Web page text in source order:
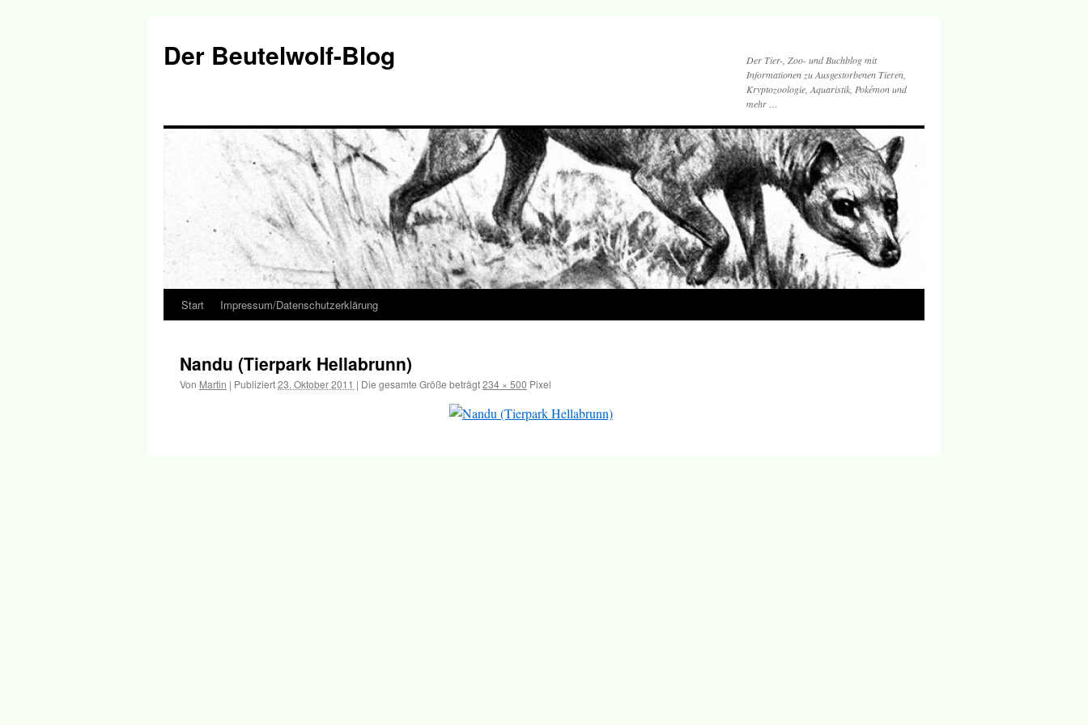
Der Beutelwolf-Blog
Der Tier-, Zoo- und Buchblog mit
Informationen zu Ausgestorbenen Tieren,
Kryptozoologie, Aquaristik, Pokémon und
mehr …
Springe
Inhalt
Start Impressum/Datenschutzerklärung
Nandu (Tierpark Hellabrunn)
Von Martin | Publiziert23. Oktober 2011 | Die gesamte Größe beträgt234 × 500 Pixel